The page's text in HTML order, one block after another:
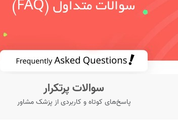
سوالات پرتکرار
پاسخ‌های کوتاه و کاربردی از پزشک مشاور